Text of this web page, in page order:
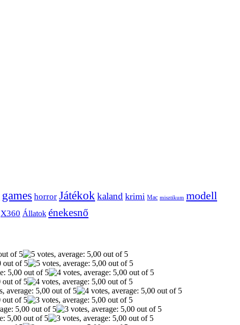
games horror Játékok kaland krimi Mac misztikum modell
X360 Állatok énekesnő